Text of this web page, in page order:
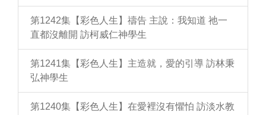
第1242集【彩色人生】禱告 主說：我知道 祂一
直都沒離開 訪柯威仁神學生
第1241集【彩色人生】主造就，愛的引導 訪林秉
弘神學生
第1240集【彩色人生】在愛裡沒有懼怕 訪淡水教